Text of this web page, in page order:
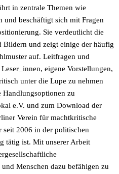
in zentrale Themen wie
und beschäftigt sich mit Fragen
Sie verdeutlicht die
Bildern und zeigt einige der häufig
auf. Leitfragen und
eigene Vorstellungen,
unter die Lupe zu nehmen
Handlungsoptionen zu
e.V. und zum Download der
Verein für machtkritische
seit 2006 in der politischen
tätig ist. Mit unserer Arbeit
Menschen dazu befähigen zu